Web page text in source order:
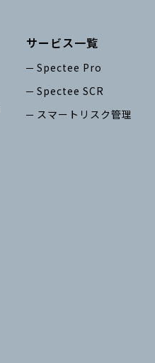
サービス一覧
Spectee Pro
Spectee SCR
スマートリスク管理